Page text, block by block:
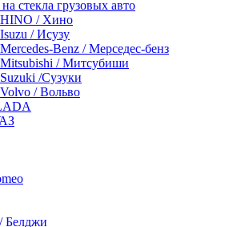
стекла грузовых авто
/ Хино
/ Исузу
Benz / Мерседес-бенз
/ Митсубиши
/Сузуки
/ Вольво
Белджи